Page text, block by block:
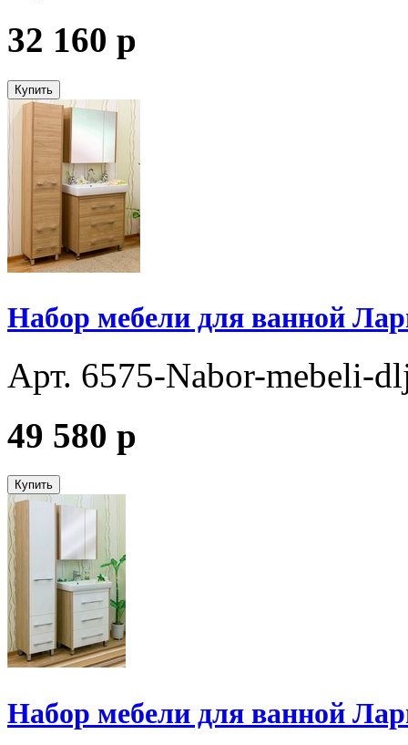
32 160 p
Купить
Набор мебели для ванной
Арт. 6575-Nabor-mebeli-
49 580 p
Купить
Набор мебели для ванной